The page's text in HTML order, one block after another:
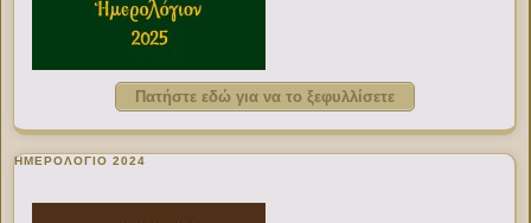
Πατήστε εδώ για να το ξεφυλλίσετε
ΗΜΕΡΟΛΟΓΙΟ 2024